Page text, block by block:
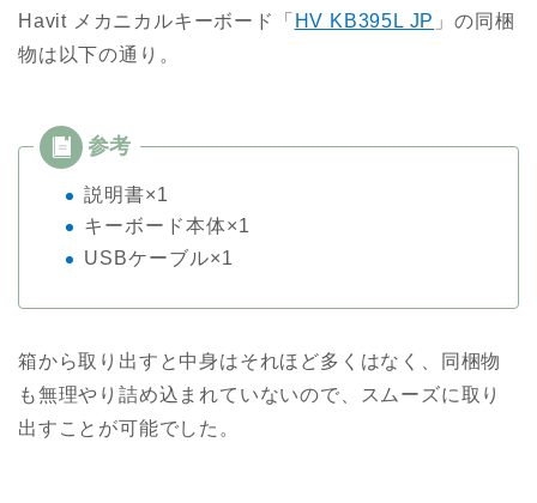
Havit メカニカルキーボード「 HV KB395L JP 」の同梱
物は以下の通り。
説明書×1
キーボード本体×1
USBケーブル×1
箱から取り出すと中身はそれほど多くはなく、同梱物
も無理やり詰め込まれていないので、スムーズに取り
出すことが可能でした。